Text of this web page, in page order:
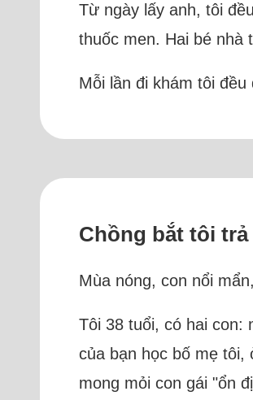
Từ ngày lấy anh, tôi
thuốc men. Hai bé nhà
Mỗi lần đi khám tôi
Chồng bắt tôi
Mùa nóng, con nổi
Tôi 38 tuổi, có hai con:
của bạn học bố mẹ tôi,
mong mỏi con gái "ổn